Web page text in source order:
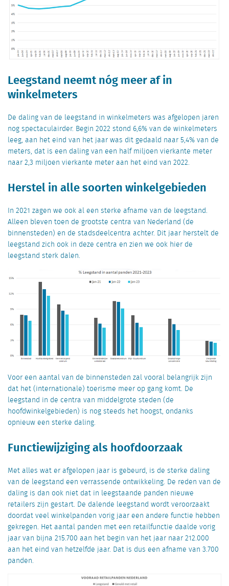
Leegstand neemt nóg meer af in
winkelmeters
De daling van de leegstand in winkelmeters was afgelopen jaren
nog spectaculairder. Begin 2022 stond 6,6% van de winkelmeters
leeg, aan het eind van het jaar was dit gedaald naar 5,4% van de
meters, dat is een daling van een half miljoen vierkante meter
naar 2,3 miljoen vierkante meter aan het eind van 2022.
Herstel in alle soorten winkelgebieden
In 2021 zagen we ook al een sterke afname van de leegstand.
Alleen bleven toen de grootste centra van Nederland (de
binnensteden) en de stadsdeelcentra achter. Dit jaar herstelt de
leegstand zich ook in deze centra en zien we ook hier de
leegstand sterk dalen.
Voor een aantal van de binnensteden zal vooral belangrijk zijn
dat het (internationale) toerisme meer op gang komt. De
leegstand in de centra van middelgrote steden (de
hoofdwinkelgebieden) is nog steeds het hoogst, ondanks
opnieuw een sterke daling.
Functiewijziging als hoofdoorzaak
Met alles wat er afgelopen jaar is gebeurd, is de sterke daling
van de leegstand een verrassende ontwikkeling. De reden van de
daling is dan ook niet dat in leegstaande panden nieuwe
retailers zijn gestart. De dalende leegstand wordt veroorzaakt
doordat veel winkelpanden vorig jaar een andere functie hebben
gekregen. Het aantal panden met een retailfunctie daalde vorig
jaar van bijna 215.700 aan het begin van het jaar naar 212.000
aan het eind van hetzelfde jaar. Dat is dus een afname van 3.700
panden.